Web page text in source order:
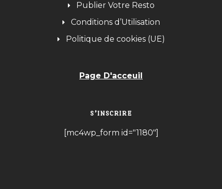
Publier Votre Resto
Conditions d’Utilisation
Politique de cookies (UE)
Page D'acceuil
S’INSCRIRE
[mc4wp_form id="1180"]